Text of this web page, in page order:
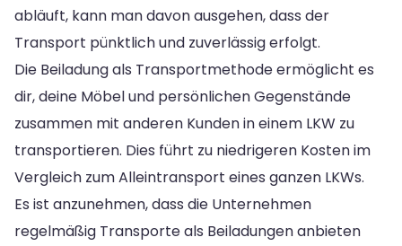
abläuft, kann man davon ausgehen, dass der
Transport pünktlich und zuverlässig erfolgt.
Die Beiladung als Transportmethode ermöglicht es
dir, deine Möbel und persönlichen Gegenstände
zusammen mit anderen Kunden in einem LKW zu
transportieren. Dies führt zu niedrigeren Kosten im
Vergleich zum Alleintransport eines ganzen LKWs.
Es ist anzunehmen, dass die Unternehmen
regelmäßig Transporte als Beiladungen anbieten